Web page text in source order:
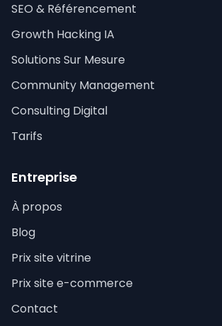
SEO & Référencement
Growth Hacking IA
Solutions Sur Mesure
Community Management
Consulting Digital
Tarifs
Entreprise
À propos
Blog
Prix site vitrine
Prix site e-commerce
Contact